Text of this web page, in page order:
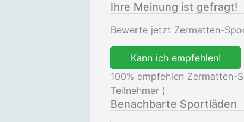
Ihre Meinung ist gefragt!
Bewerte jetzt Zermatten-
Kann ich empfehlen!
100% empfehlen Zermatten-
Teilnehmer )
Benachbarte Sportläden